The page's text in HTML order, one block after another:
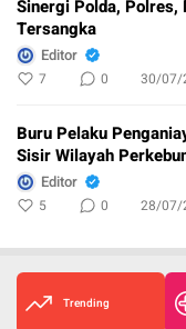
Sinergi Polda, Polres,
Tersangka
Editor
7 0 30/07/
Buru Pelaku
Sisir Wilayah
Editor
5 0 28/07/
Trending